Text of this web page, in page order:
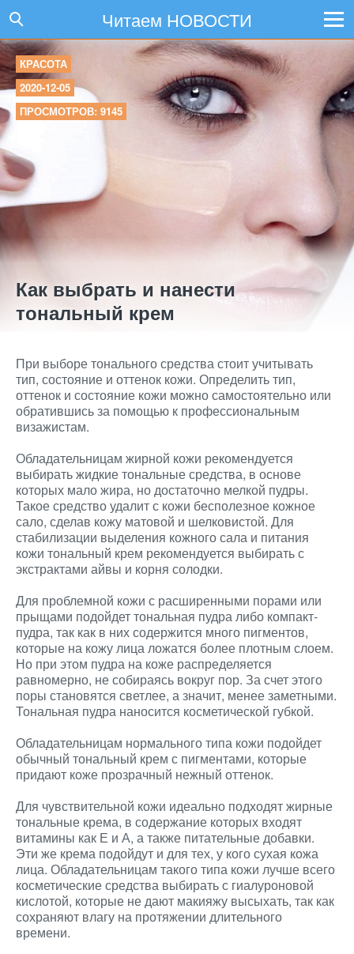
Читаем НОВОСТИ
КРАСОТА
2020-12-05
ПРОСМОТРОВ: 9145
Как выбрать и нанести
тональный крем
При выборе тонального средства стоит учитывать
тип, состояние и оттенок кожи. Определить тип,
оттенок и состояние кожи можно самостоятельно или
обратившись за помощью к профессиональным
визажистам.
Обладательницам жирной кожи рекомендуется
выбирать жидкие тональные средства, в основе
которых мало жира, но достаточно мелкой пудры.
Такое средство удалит с кожи бесполезное кожное
сало, сделав кожу матовой и шелковистой. Для
стабилизации выделения кожного сала и питания
кожи тональный крем рекомендуется выбирать с
экстрактами айвы и корня солодки.
Для проблемной кожи с расширенными порами или
прыщами подойдет тональная пудра либо компакт-
пудра, так как в них содержится много пигментов,
которые на кожу лица ложатся более плотным слоем.
Но при этом пудра на коже распределяется
равномерно, не собираясь вокруг пор. За счет этого
поры становятся светлее, а значит, менее заметными.
Тональная пудра наносится косметической губкой.
Обладательницам нормального типа кожи подойдет
обычный тональный крем с пигментами, которые
придают коже прозрачный нежный оттенок.
Для чувствительной кожи идеально подходят жирные
тональные крема, в содержание которых входят
витамины как Е и А, а также питательные добавки.
Эти же крема подойдут и для тех, у кого сухая кожа
лица. Обладательницам такого типа кожи лучше всего
косметические средства выбирать с гиалуроновой
кислотой, которые не дают макияжу высыхать, так как
сохраняют влагу на протяжении длительного
времени.